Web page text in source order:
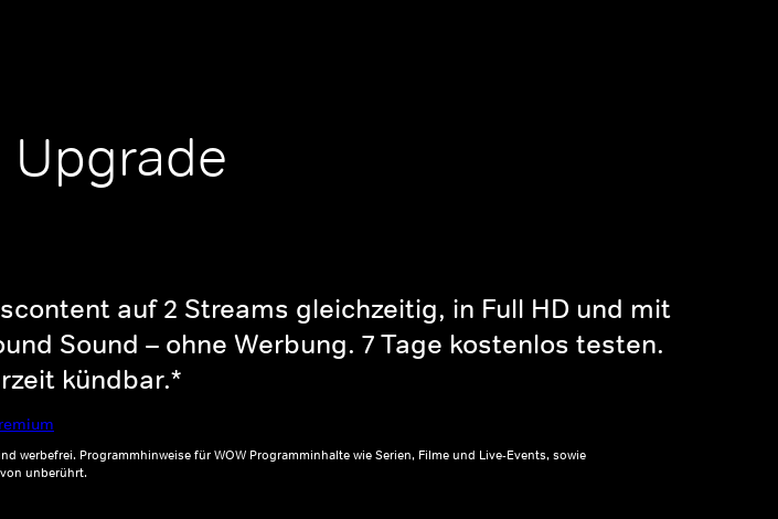
Upgrade
auf 2 Streams gleichzeitig, in Full HD und mit
Sound – ohne Werbung. 7 Tage kostenlos testen.
kündbar.*
werbefrei. Programmhinweise für WOW Programminhalte wie Serien, Filme und Live-Events, sowie
unberührt.